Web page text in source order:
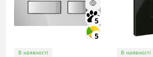
5
5
В наявності В наявності